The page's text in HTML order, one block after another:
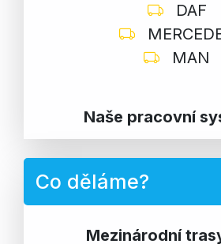
DAF
MAN
Naše pracovní
Co děláme?
Mezinárodní